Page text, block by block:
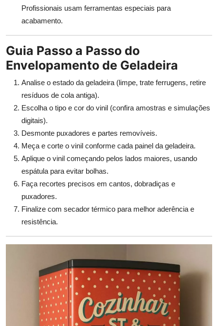
Profissionais usam ferramentas especiais para
acabamento.
Guia Passo a Passo do
Envelopamento de Geladeira
Analise o estado da geladeira (limpe, trate ferrugens, retire
resíduos de cola antiga).
Escolha o tipo e cor do vinil (confira amostras e simulações
digitais).
Desmonte puxadores e partes removíveis.
Meça e corte o vinil conforme cada painel da geladeira.
Aplique o vinil começando pelos lados maiores, usando
espátula para evitar bolhas.
Faça recortes precisos em cantos, dobradiças e
puxadores.
Finalize com secador térmico para melhor aderência e
resistência.